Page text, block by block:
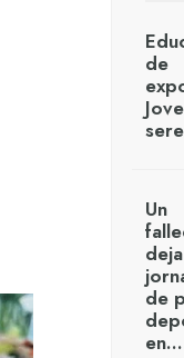
de
Un
deja
de
en…